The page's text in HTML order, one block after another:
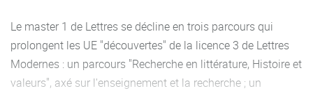
Le master 1 de Lettres se décline en trois parcours qui
prolongent les UE "découvertes" de la licence 3 de Lettres
Modernes : un parcours "Recherche en littérature, Histoire et
valeurs", axé sur l'enseignement et la recherche ; un